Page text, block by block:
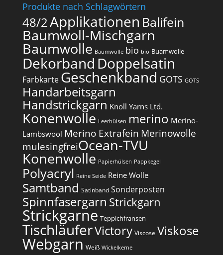
Produkte nach Schlagwörtern
48/2Applikationen Balifein
Baumwoll-Mischgarn
Baumwolle Baumwolle bio bio Buamwolle
Dekorband Doppelsatin
Farbkarte Geschenkband GOTS GOTS
Handarbeitsgarn
Handstrickgarn Knoll Yarns Ltd.
Konenwolle Leerhülsen merino Merino-
Lambswool Merino Extrafein Merinowolle
mulesingfrei​Ocean-TVU
Konenwolle Papierhülsen Pappkegel
Polyacryl Reine Seide Reine Wolle
Samtband Satinband Sonderposten
Spinnfasergarn Strickgarn
Strickgarne Teppichfransen
TischläuferVictory Viscose Viskose
Webgarn Weiß Wickelkerne